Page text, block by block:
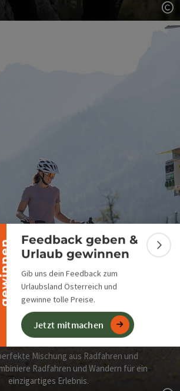
n
Feedback geben &
Urlaub gewinnen
Gib uns dein Feedback zum
Urlaubsland Österreich und
gewinne tolle Preise.
Jetzt mitmachen
Bike & Hike
Mischung aus Radfahren und
Radfahren und Wandern für ein
einzigartiges Erlebnis.